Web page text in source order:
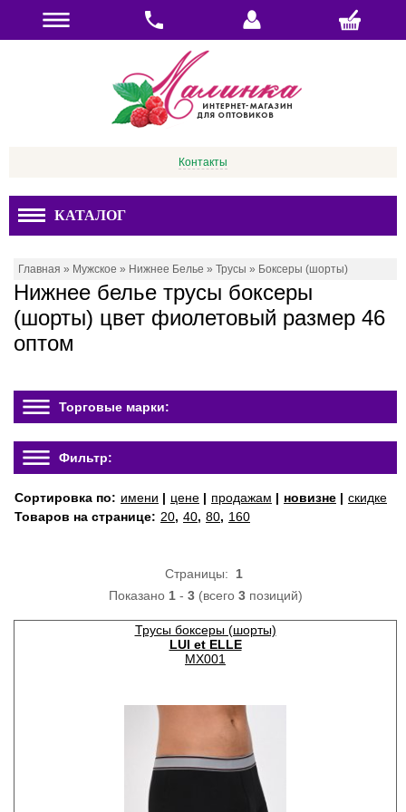
Контакты
КАТАЛОГ
Главная » Мужское » Нижнее Белье » Трусы » Боксеры (шорты)
Нижнее белье трусы боксеры
(шорты) цвет фиолетовый размер 46
оптом
Торговые марки:
Фильтр:
Сортировка по: имени | цене | продажам | новизне | скидке
Товаров на странице: 20, 40, 80, 160
Страницы: 1
Показано 1- 3(всего 3позиций)
Трусы боксеры (шорты)
LUI et ELLE
MX001